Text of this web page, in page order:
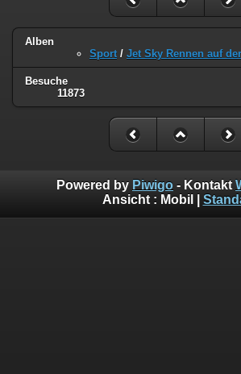
Alben
Sport / Jet Sky Rennen auf
Besuche
11873
Powered by Piwigo - Kontakt
Ansicht : Mobil